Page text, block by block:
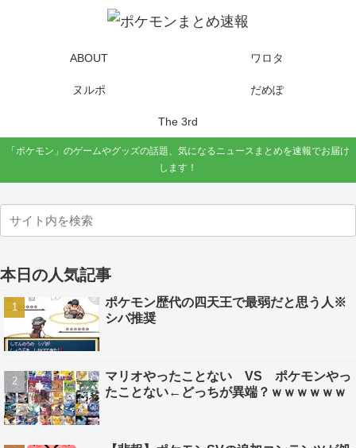
ABOUT ワロタ
ヌルポ だめぽ
The 3rd
「ポケモン」のゲームやグッズの話題、気になるニュースまとめを速報でお届け
します！
本日の人気記事
ポケモン歴代の四天王で最弱だと思う人※
シバ推奨
マリオやったことない VS ポケモンやっ
たことない←どっちが異端？ｗｗｗｗｗｗ